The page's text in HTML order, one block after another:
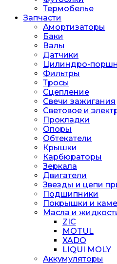
Термобелье
Запчасти
Амортизаторы
Баки
Валы
Датчики
Цилиндро-
Фильтры
Тросы
Сцепление
Свечи зажигания
Световое и
Прокладки
Опоры
Обтекатели
Крышки
Карбюраторы
Зеркала
Двигатели
Звезды и цепи
Подшипники
Покрышки и
Масла и
ZIC
MOTUL
XADO
LIQUI MOLY
Аккумуляторы